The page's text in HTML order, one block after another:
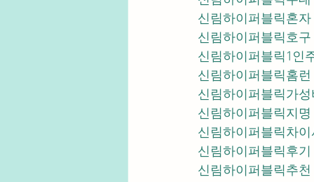
신림하이퍼블릭혼자
신림하이퍼블릭호구
신림하이퍼블릭1인
신림하이퍼블릭홈런
신림하이퍼블릭가성
신림하이퍼블릭지명
신림하이퍼블릭차이
신림하이퍼블릭후기
신림하이퍼블릭추천